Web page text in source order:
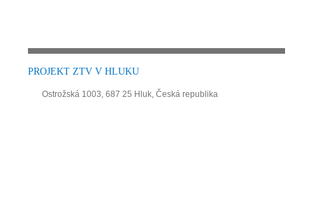
PROJEKT ZTV V HLUKU
Ostrožská 1003, 687 25 Hluk, Česká republika